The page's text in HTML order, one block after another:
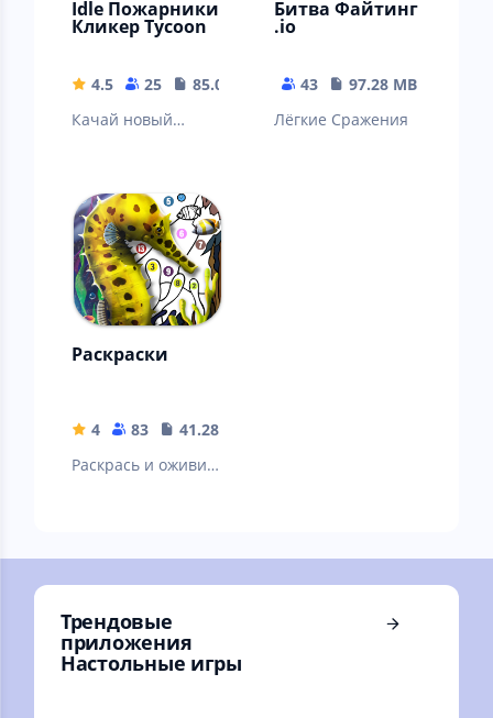
Idle Пожарники
Кликер Tycoon
4.5 25
85.03 MB
Качай новый
тайкон
Битва Файтинг
.io
43
97.28 MB
Лёгкие Сражения
Раскраски
4 83
41.28 MB
Раскрась и оживи
Трендовые
приложения
Настольные игры